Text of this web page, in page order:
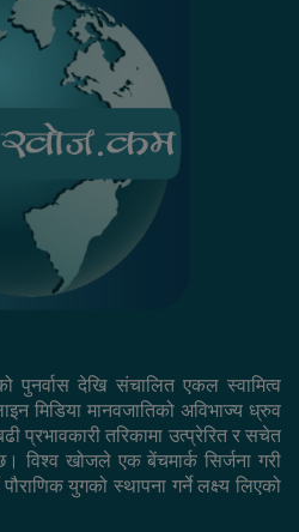
पुनर्वास देखि संचालित एकल स्वामित्व
मिडिया मानवजातिको अविभाज्य ध्रुव
प्रभावकारी तरिकामा उत्प्रेरित र सचेत
विश्व खोजले एक बेंचमार्क सिर्जना गरी
युगको स्थापना गर्ने लक्ष्य लिएको